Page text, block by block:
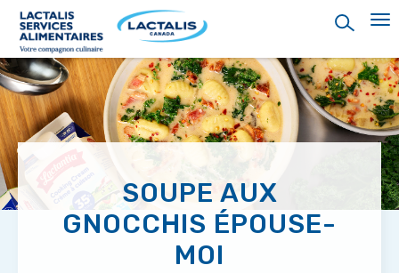
main
content
SOUPE AUX
GNOCCHIS ÉPOUSE-
MOI